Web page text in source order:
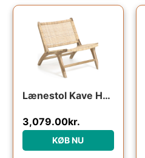
Lænestol Kave Home Beida i massiv teak og håndvævet rattan, rustik kolonial, natur H68xB65xL75 cm
3,079.00kr.
KØB NU